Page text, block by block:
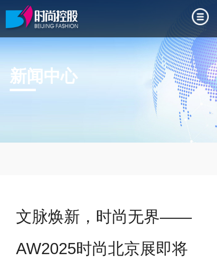
新闻中心
文脉焕新，时尚无界——
AW2025时尚北京展即将